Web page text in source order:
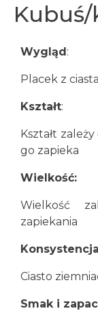
Wygląd:
Placek z
Kształt:
Kształt
go zapieka
Wielkość:
Wielkość
zapiekania
Konsystencja
Ciasto
Smak i